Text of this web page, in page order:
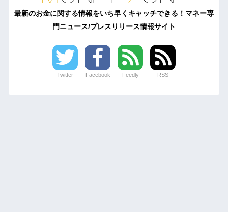
最新のお金に関する情報をいち早くキャッチできる！マネー専
門ニュース/プレスリリース情報サイト
Twitter Facebook Feedly RSS